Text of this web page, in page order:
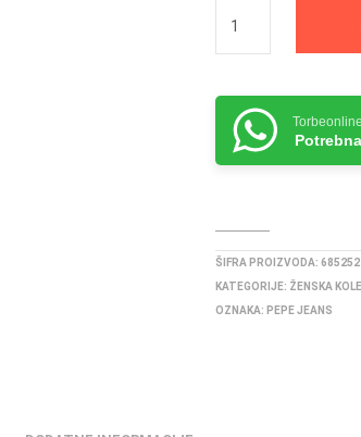
Torbeonline
ŠIFRA PROIZVODA:
KATEGORIJE: ŽENSKA
OZNAKA: PEPE JEANS